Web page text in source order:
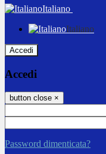
Italiano
Italiano
Accedi
Accedi
button close ×
Password dimenticata?